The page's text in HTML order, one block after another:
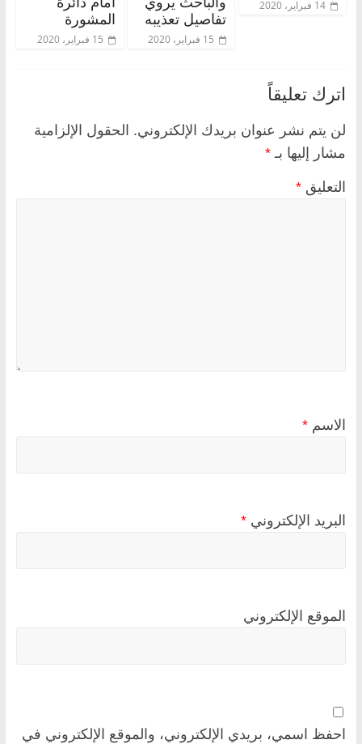
14 فبراير، 2020
تفاصيل تعذيبه
15 فبراير، 2020
المشورة
15 فبراير، 2020
اترك تعليقاً
لن يتم نشر عنوان بريدك الإلكتروني. الحقول الإلزامية
مشار إليها بـ *
التعليق *
الاسم *
البريد الإلكتروني *
الموقع الإلكتروني
احفظ اسمي، بريدي الإلكتروني، والموقع الإلكتروني في